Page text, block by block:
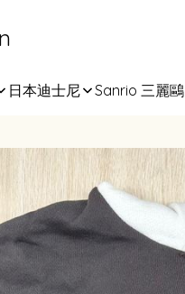
日本迪士尼 Sanrio 三麗鷗